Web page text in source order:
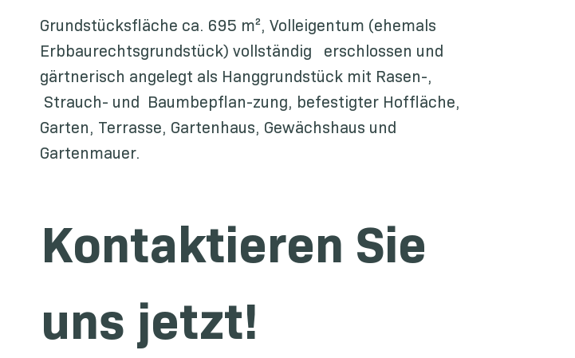
Grundstücksfläche ca. 695 m², Volleigentum (ehemals
Erbbaurechtsgrundstück) vollständig erschlossen und
gärtnerisch angelegt als Hanggrundstück mit Rasen-,
Strauch- und Baumbepflan-zung, befestigter Hoffläche,
Garten, Terrasse, Gartenhaus, Gewächshaus und
Gartenmauer.
Kontaktieren Sie
uns jetzt!